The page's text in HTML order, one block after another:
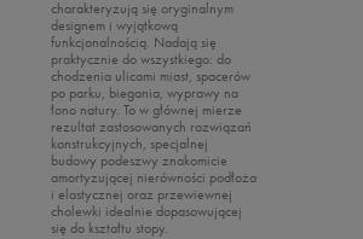
Reebok
Sizeer
Skechers
Umbro
Vans
Oto
Puma
Reebok
Sizeer
Skechers
Timberland
Umbro
charakteryzują się oryginalnym
designem i wyjątkową
funkcjonalnością. Nadają się
praktycznie do wszystkiego: do
chodzenia ulicami miast, spacerów
po parku, biegania, wyprawy na
łono natury. To w głównej mierze
rezultat zastosowanych rozwiązań
konstrukcyjnych, specjalnej
budowy podeszwy znakomicie
amortyzującej nierówności podłoża
i elastycznej oraz przewiewnej
cholewki idealnie dopasowującej
się do kształtu stopy.